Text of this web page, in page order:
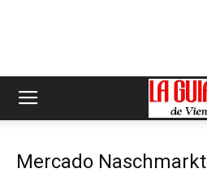
Mercado Naschmarkt